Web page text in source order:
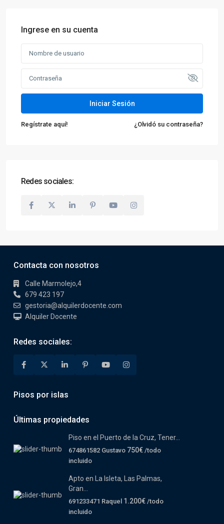
Ingrese en su cuenta
Iniciar Sesión
Regístrate aquí! ¿Olvidó su contraseña?
Redes sociales:
Contacta con nosotros
Calle Marmolejo,4
679 423 197
gestoria@alquilerdocente.com
Alquiler Docente
Redes sociales:
Pisos por islas
Últimas propiedades
Piso en el Puerto de la Cruz, Tener...
674861582 Gustavo 750€ /todo
incluido
Apto en La Isleta, Las Palmas,
Gran...
691233471 Raquel 1.200€ /todo
incluido